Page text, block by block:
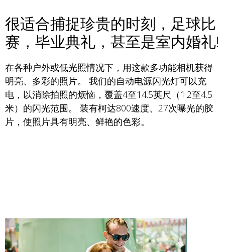
很适合捕捉珍贵的时刻，足球比
赛，毕业典礼，甚至是室内婚礼!
在各种户外或低光照情况下，用这款多功能相机获得
明亮、多彩的照片。 我们的自动电源闪光灯可以充
电，以消除拍照的烦恼，覆盖4至14.5英尺（1.2至4.5
米）的闪光范围。 装有柯达800速度、27次曝光的胶
片，使照片具有明亮、鲜艳的色彩。